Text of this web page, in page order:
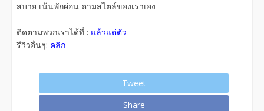
สบาย เน้นพักผ่อน ตามสไตล์ของเราเอง
ติดตามพวกเราได้ที่ : แล้วแต่ตัว
รีวิวอื่นๆ: คลิก
Tweet
Share